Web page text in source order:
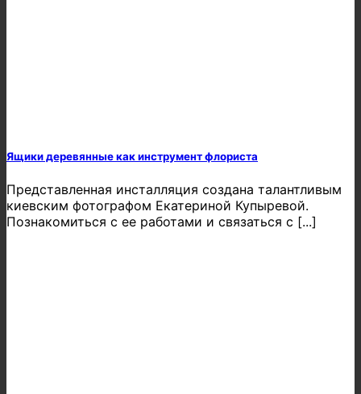
Ящики деревянные как инструмент флориста
Представленная инсталляция создана талантливым
киевским фотографом Екатериной Купыревой.
Познакомиться с ее работами и связаться с [...]